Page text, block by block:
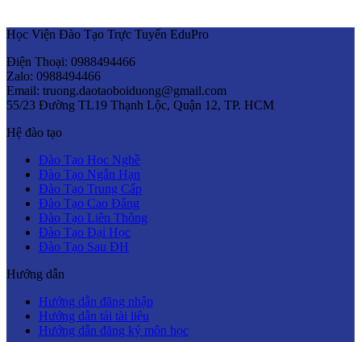
Học Viện Đào Tạo Trực Tuyến EduPro
Điện Thoại: 0988494466
Zalo: 0988494466
Email: truong.daotaoboiduong@gmail.com
55/23 Đường TL19 Thạnh Lộc, Quận 12, TP. HCM
Hệ đào tạo
Đào Tạo Học Nghề
Đào Tạo Ngắn Hạn
Đào Tạo Trung Cấp
Đào Tạo Cao Đẳng
Đào Tạo Liên Thông
Đào Tạo Đại Học
Đào Tạo Sau ĐH
Hướng dẫn
Hướng dẫn đăng nhập
Hướng dẫn tải tài liệu
Hướng dẫn đăng ký môn học